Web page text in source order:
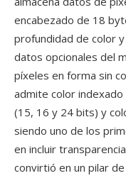
encabezado de 18
profundidad de color
datos opcionales del
píxeles en forma sin
admite color
(15, 16 y 24 bits) y
siendo uno de los
en incluir
convirtió en un pilar